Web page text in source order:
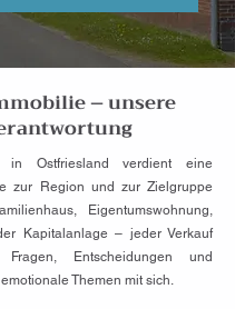
– unsere
in Ostfriesland verdient eine
zur Region und zur Zielgruppe
Eigentumswohnung,
Kapitalanlage – jeder Verkauf
Entscheidungen und
Themen mit sich.